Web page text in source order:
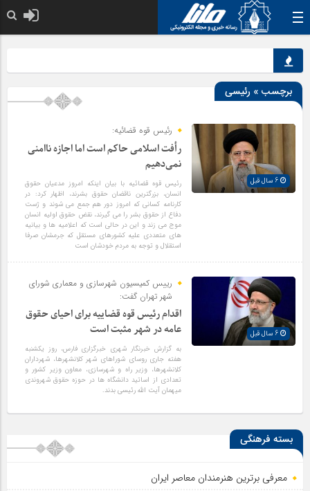
برچسب » رئیسی
رئیس قوه قضائیه:
رأفت اسلامی حاکم است اما اجازه ناامنی
نمی‌دهیم
رئیس قوه قضائیه با بیان اینکه امروز مدعیان حقوق
انسان، بزرگترین ناقضان حقوق بشرند، اظهار کرد: در
کارنامه کسانی که امروز دور هم جمع می شوند و ژست
دفاع از حقوق بشر را می گیرند، نقض حقوق اولیه انسان
موج می زند و این در حالی است که اعلامیه ها و بیانیه
های متعددی علیه کشورهای مستقل که جرمشان صرفا
استقلال و توجه به مردم خودشان است
رییس کمیسیون شهرسازی و معماری شورای
شهر تهران گفت:
اقدام رئیس قوه قضاییه برای احیای حقوق
عامه در شهر مثبت است
به گزارش خبرنگار شهری خبرگزاری فارس، روز یکشنبه
هفته جاری روسای شوراهای شهر کلانشهرها، شهرداران
کلانشهرها، وزیر راه و شهرسازی، معاون وزیر کشور و
تعدادی از اساتید دانشگاه ها در حوزه حقوق شهروندی
میهمان آیت الله رئیسی بدند.
بسته فرهنگی
معرفی برترین هنرمندان معاصر ایران